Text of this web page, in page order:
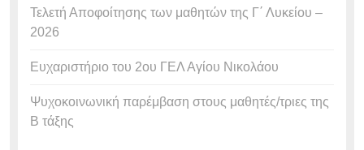
Τελετή Αποφοίτησης των μαθητών της Γ΄ Λυκείου –
2026
Ευχαριστήριο του 2ου ΓΕΛ Αγίου Νικολάου
Ψυχοκοινωνική παρέμβαση στους μαθητές/τριες της
Β τάξης